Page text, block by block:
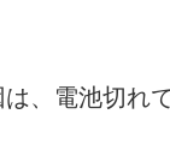
、電池切れ